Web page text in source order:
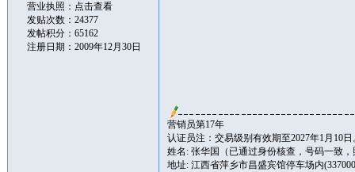
营业执照： 点击查看
发贴次数：24377
发帖积分：65162
注册日期：2009年12月30日
营销员第17年
认证员注：交易级别有效期至2027年1月10日
姓名: 张华国（已通过身份核查，号码一致
地址: 江西省萍乡市昌盛宾馆停车场内